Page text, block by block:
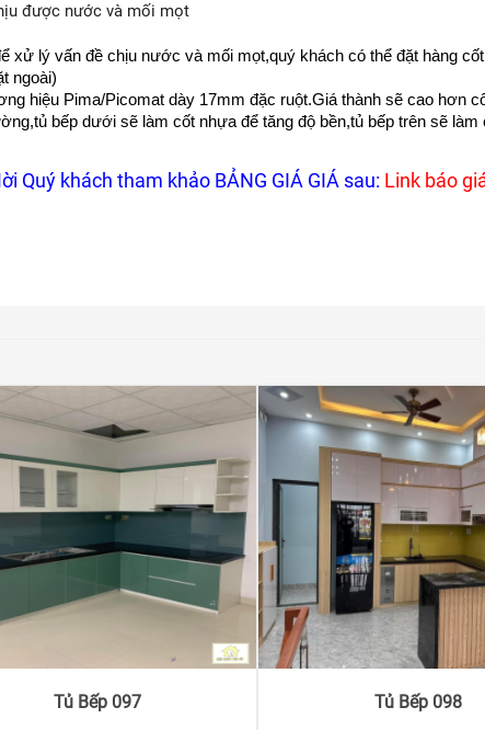
được nước và mối mọt
xử lý vấn đề chịu nước và mối mọt,quý khách có thể đặt hàng
ngoài)
hiệu Pima/Picomat dày 17mm đặc ruột.Giá thành sẽ cao hơn
bếp dưới sẽ làm cốt nhựa để tăng độ bền,tủ bếp trên sẽ
Quý khách tham khảo BẢNG GIÁ GIÁ sau: Link báo
Tủ Bếp 097 Tủ Bếp 098